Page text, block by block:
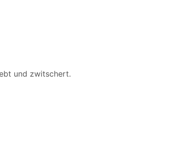
und zwitschert.